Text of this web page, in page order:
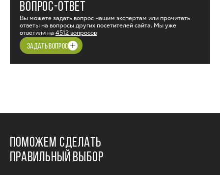
ВОПРОС-ОТВЕТ
Вы можете задать вопрос нашим экспертам или прочитать
ответы на вопросы других посетителей сайта. Мы уже
ответили на 4512 вопросов
ЗАДАТЬ ВОПРОС
ПОМОЖЕМ СДЕЛАТЬ
ПРАВИЛЬНЫЙ ВЫБОР